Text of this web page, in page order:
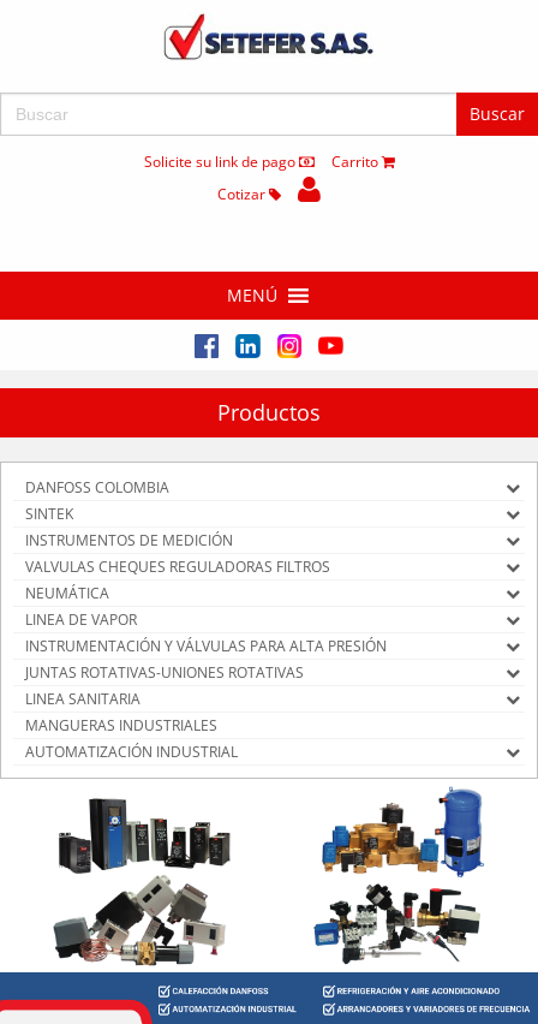
Buscar:
Solicite su link de pago
Carrito
Cotizar
MENÚ
Productos
DANFOSS COLOMBIA
SINTEK
INSTRUMENTOS DE MEDICIÓN
VALVULAS CHEQUES REGULADORAS FILTROS
NEUMÁTICA
LINEA DE VAPOR
INSTRUMENTACIÓN Y VÁLVULAS PARA ALTA PRESIÓN
JUNTAS ROTATIVAS-UNIONES ROTATIVAS
LINEA SANITARIA
MANGUERAS INDUSTRIALES
AUTOMATIZACIÓN INDUSTRIAL